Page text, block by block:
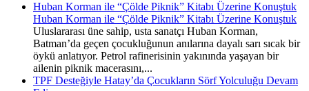
Huban Korman ile “Çölde Piknik” Kitabı Üzerine Konuştuk
Huban Korman ile “Çölde Piknik” Kitabı Üzerine Konuştuk
Uluslararası üne sahip, usta sanatçı Huban Korman,
Batman’da geçen çocukluğunun anılarına dayalı sarı sıcak bir
öykü anlatıyor. Petrol rafinerisinin yakınında yaşayan bir
ailenin piknik macerasını,...
TPF Desteğiyle Hatay’da Çocukların Sörf Yolculuğu Devam